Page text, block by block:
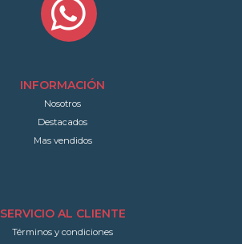
INFORMACIÓN
Nosotros
Destacados
Mas vendidos
SERVICIO AL CLIENTE
Términos y condiciones